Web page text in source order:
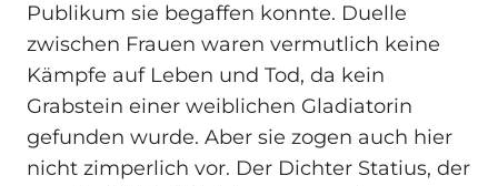
Publikum sie begaffen konnte. Duelle
zwischen Frauen waren vermutlich keine
Kämpfe auf Leben und Tod, da kein
Grabstein einer weiblichen Gladiatorin
gefunden wurde. Aber sie zogen auch hier
nicht zimperlich vor. Der Dichter Statius, der